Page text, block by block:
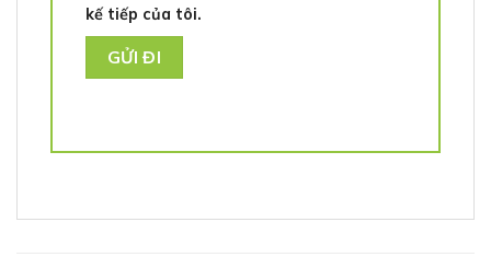
kế tiếp của tôi.